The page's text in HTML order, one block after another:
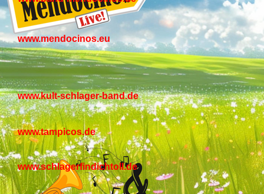
www.mendocinos.eu
www.kult-schlager-band.de
www.tampicos.de
www.schlagerfindichtoll.de